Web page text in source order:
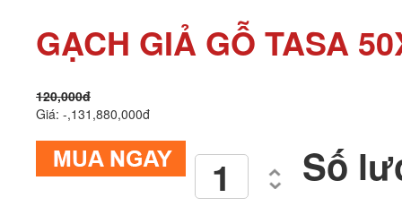
GẠCH GIẢ GỖ TASA
120,000đ
Giá: -,131,880,000đ
Số